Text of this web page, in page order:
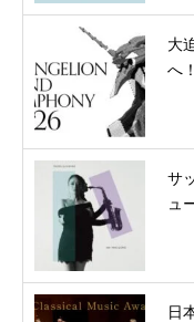
大
へ
サ
ュ
日